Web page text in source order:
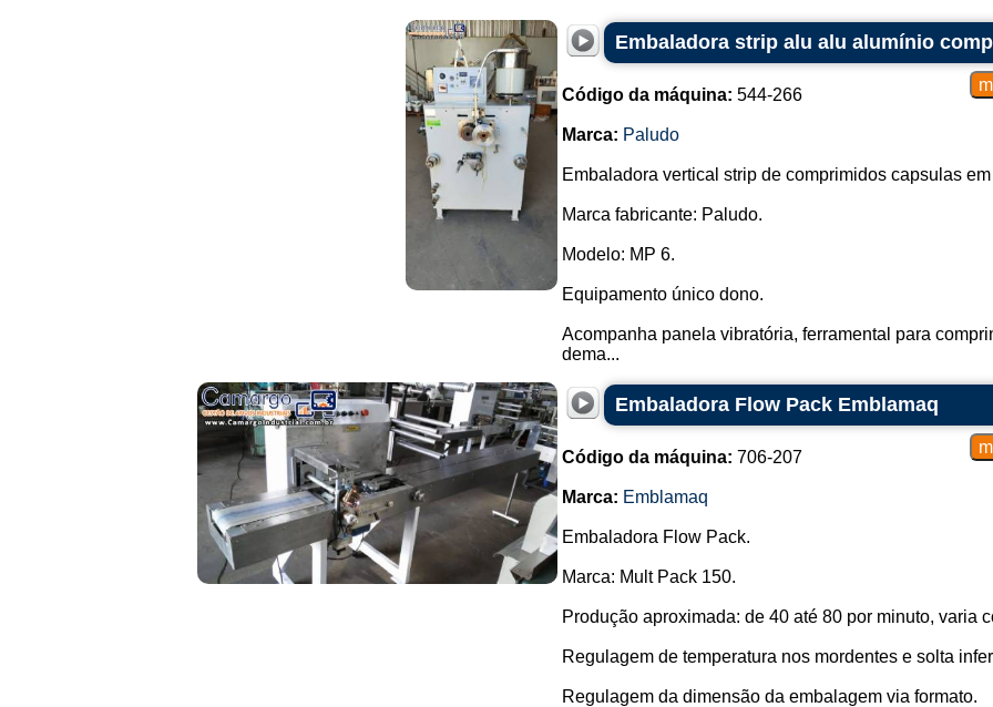
Embaladora strip alu alu alumínio
Código da máquina: 544-266
Marca: Paludo
Embaladora vertical strip de comprimidos capsulas
Marca fabricante: Paludo.
Modelo: MP 6.
Equipamento único dono.
Acompanha panela vibratória, ferramental para
dema...
Embaladora Flow Pack Emblamaq
Código da máquina: 706-207
Marca: Emblamaq
Embaladora Flow Pack.
Marca: Mult Pack 150.
Produção aproximada: de 40 até 80 por minuto, varia
Regulagem de temperatura nos mordentes e solta
Regulagem da dimensão da embalagem via formato.